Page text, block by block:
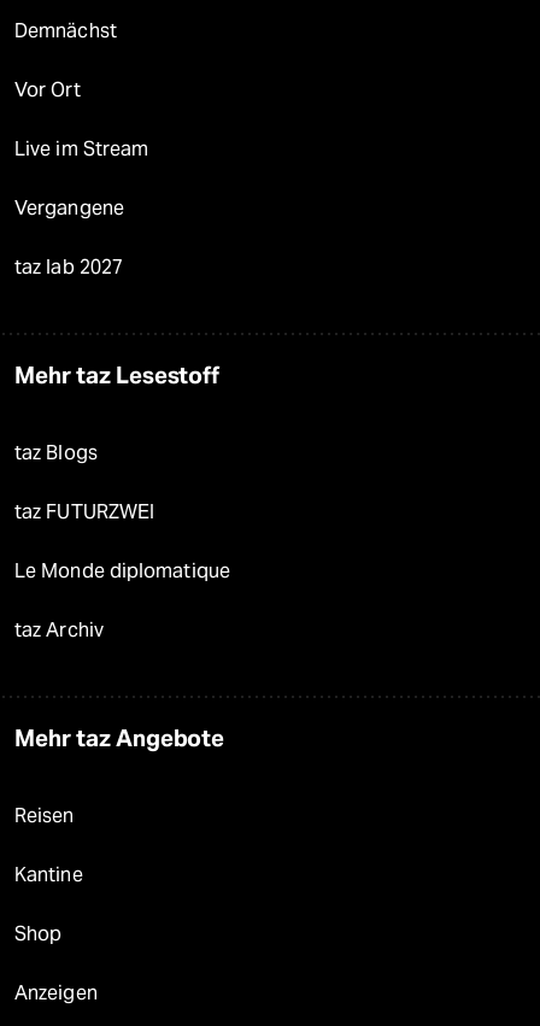
Demnächst
Vor Ort
Live im Stream
Vergangene
taz lab 2027
Mehr taz Lesestoff
taz Blogs
taz FUTURZWEI
Le Monde diplomatique
taz Archiv
Mehr taz Angebote
Reisen
Kantine
Shop
Anzeigen